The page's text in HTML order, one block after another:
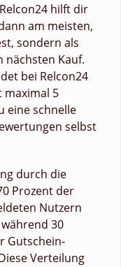
hilft dir
am meisten,
sondern als
Kauf.
bei Relcon24
maximal 5
eine schnelle
selbst
durch die
Prozent der
Nutzern
30
Gutschein-
Verteilung